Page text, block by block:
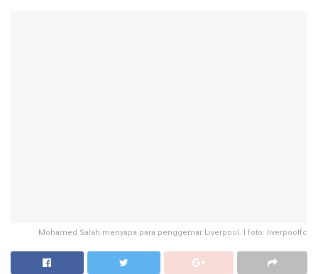
Mohamed Salah menyapa para penggemar Liverpool. I foto: liverpoolfc